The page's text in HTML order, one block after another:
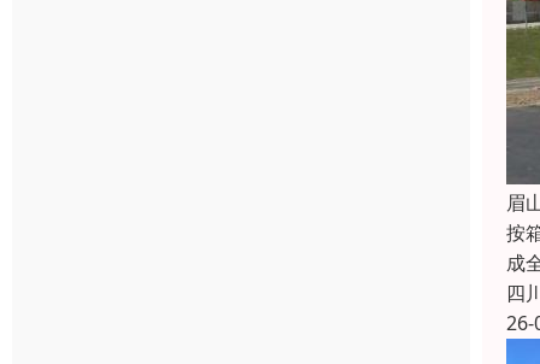
眉
按
成
四
26-